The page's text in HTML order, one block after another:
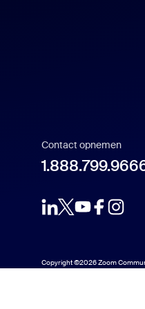
Contact opnemen
Copyright ©2026 Zoom